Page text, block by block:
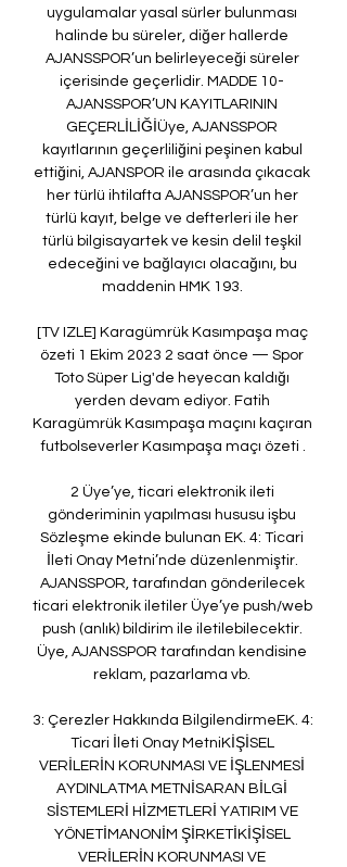
uygulamalar yasal sürler bulunması
halinde bu süreler, diğer hallerde
AJANSSPOR’un belirleyeceği süreler
içerisinde geçerlidir. MADDE 10-
AJANSSPOR’UN KAYITLARININ
GEÇERLİLİĞİÜye, AJANSSPOR
kayıtlarının geçerliliğini peşinen kabul
ettiğini, AJANSPOR ile arasında çıkacak
her türlü ihtilafta AJANSSPOR’un her
türlü kayıt, belge ve defterleri ile her
türlü bilgisayartek ve kesin delil teşkil
edeceğini ve bağlayıcı olacağını, bu
maddenin HMK 193.
[TV IZLE] Karagümrük Kasımpaşa maç
özeti 1 Ekim 2023 2 saat önce — Spor
Toto Süper Lig'de heyecan kaldığı
yerden devam ediyor. Fatih
Karagümrük Kasımpaşa maçını kaçıran
futbolseverler Kasımpaşa maçı özeti .
2 Üye’ye, ticari elektronik ileti
gönderiminin yapılması hususu işbu
Sözleşme ekinde bulunan EK. 4: Ticari
İleti Onay Metni’nde düzenlenmiştir.
AJANSSPOR, tarafından gönderilecek
ticari elektronik iletiler Üye’ye push/web
push (anlık) bildirim ile iletilebilecektir.
Üye, AJANSSPOR tarafından kendisine
reklam, pazarlama vb.
3: Çerezler Hakkında BilgilendirmeEK. 4:
Ticari İleti Onay MetniKİŞİSEL
VERİLERİN KORUNMASI VE İŞLENMESİ
AYDINLATMA METNİSARAN BİLGİ
SİSTEMLERİ HİZMETLERİ YATIRIM VE
YÖNETİMANONİM ŞİRKETİKİŞİSEL
VERİLERİN KORUNMASI VE